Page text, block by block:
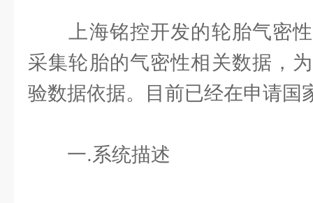
上海铭控开发的轮胎气密性
采集轮胎的气密性相关数据，
验数据依据。目前已经在申请国
一.系统描述